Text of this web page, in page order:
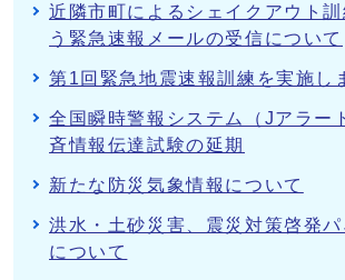
近隣市町によるシェイクアウト
う緊急速報メールの受信について
第1回緊急地震速報訓練を実施し
全国瞬時警報システム（Jアラー
斉情報伝達試験の延期
新たな防災気象情報について
洪水・土砂災害、震災対策啓発
について